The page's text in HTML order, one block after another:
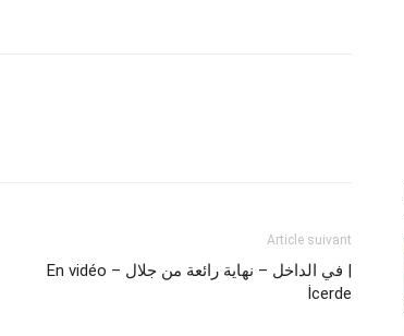
Article suivant
En vidéo – في الداخل – نهاية رائعة من جلال |
İcerde